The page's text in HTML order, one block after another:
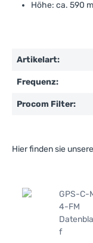
Höhe: ca. 590
Artikelart:
Frequenz:
Procom Filter:
Hier finden sie
GPS-C-
4-FM
f